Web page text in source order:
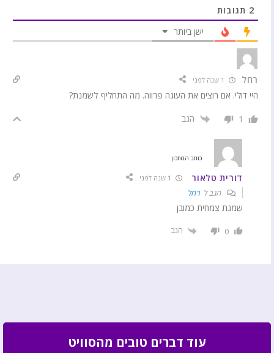
2 תגובות
ישן ביותר
רחל
היי דולי. אם רוצים את העוגה פרווה. מה התחליף לשמנת?
1 הגב
כותב המתכון
דורית טלאור
הגב ל רחל
שמנת צמחית כמובן
0 הגב
עוד דברים טובים מהסוויט